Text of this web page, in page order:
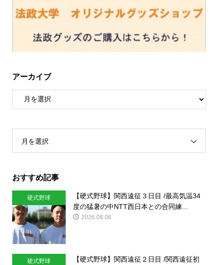
アーカイブ
月を選択
おすすめ記事
硬式野球
【硬式野球】関西遠征３日目 /最高気温34
度の猛暑の中NTT西日本との合同練...
2026.08.06
硬式野球
【硬式野球】関西遠征２日目 /関西遠征初